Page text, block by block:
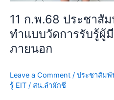
11 ก.พ.68 ประชาสั
ทำแบบวัดการรับรู้ผู้
ภายนอก
Leave a Comment / ประชาสัมพั
รู้ EIT / สน.ลำผักชี